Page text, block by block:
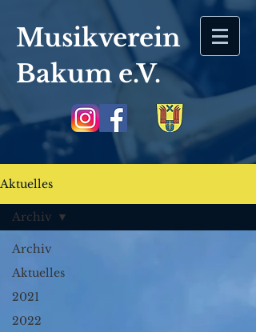
Musikverein
Bakum e.V.
Aktuelles
Archiv
Aktuelles
2021
2022
Archiv